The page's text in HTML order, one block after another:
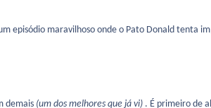
episódio maravilhoso onde o Pato Donald tenta
demais (um dos melhores que já vi) . É primeiro de